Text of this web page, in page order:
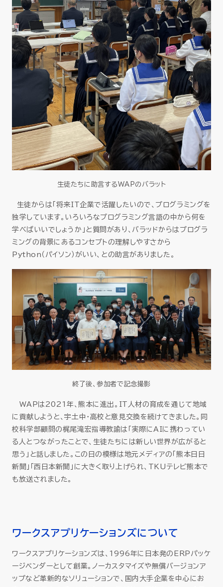
生徒たちに助言するWAPのバラット
生徒からは「将来IT企業で活躍したいので、プログラミングを
独学しています。いろいろなプログラミング言語の中から何を
学べばいいでしょうか」と質問があり、バラッドからはプログラ
ミングの背景にあるコンセプトの理解しやすさから
Python（パイソン）がいい、との助言がありました。
終了後、参加者で記念撮影
WAPは2021年、熊本に進出。IT人材の育成を通じて地域
に貢献しようと、宇土中・高校と意見交換を続けてきました。同
校科学部顧問の梶尾滝宏指導教諭は「実際にAIに携わってい
る人とつながったことで、生徒たちには新しい世界が広がると
思う」と話しました。この日の模様は地元メディアの「熊本日日
新聞」「西日本新聞」に大きく取り上げられ、TKUテレビ熊本で
も放送されました。
ワークスアプリケーションズについて
ワークスアプリケーションズは、1996年に日本発のERPパッケ
ージベンダーとして創業。ノーカスタマイズや無償バージョンア
ップなど革新的なソリューションで、国内大手企業を中心にお